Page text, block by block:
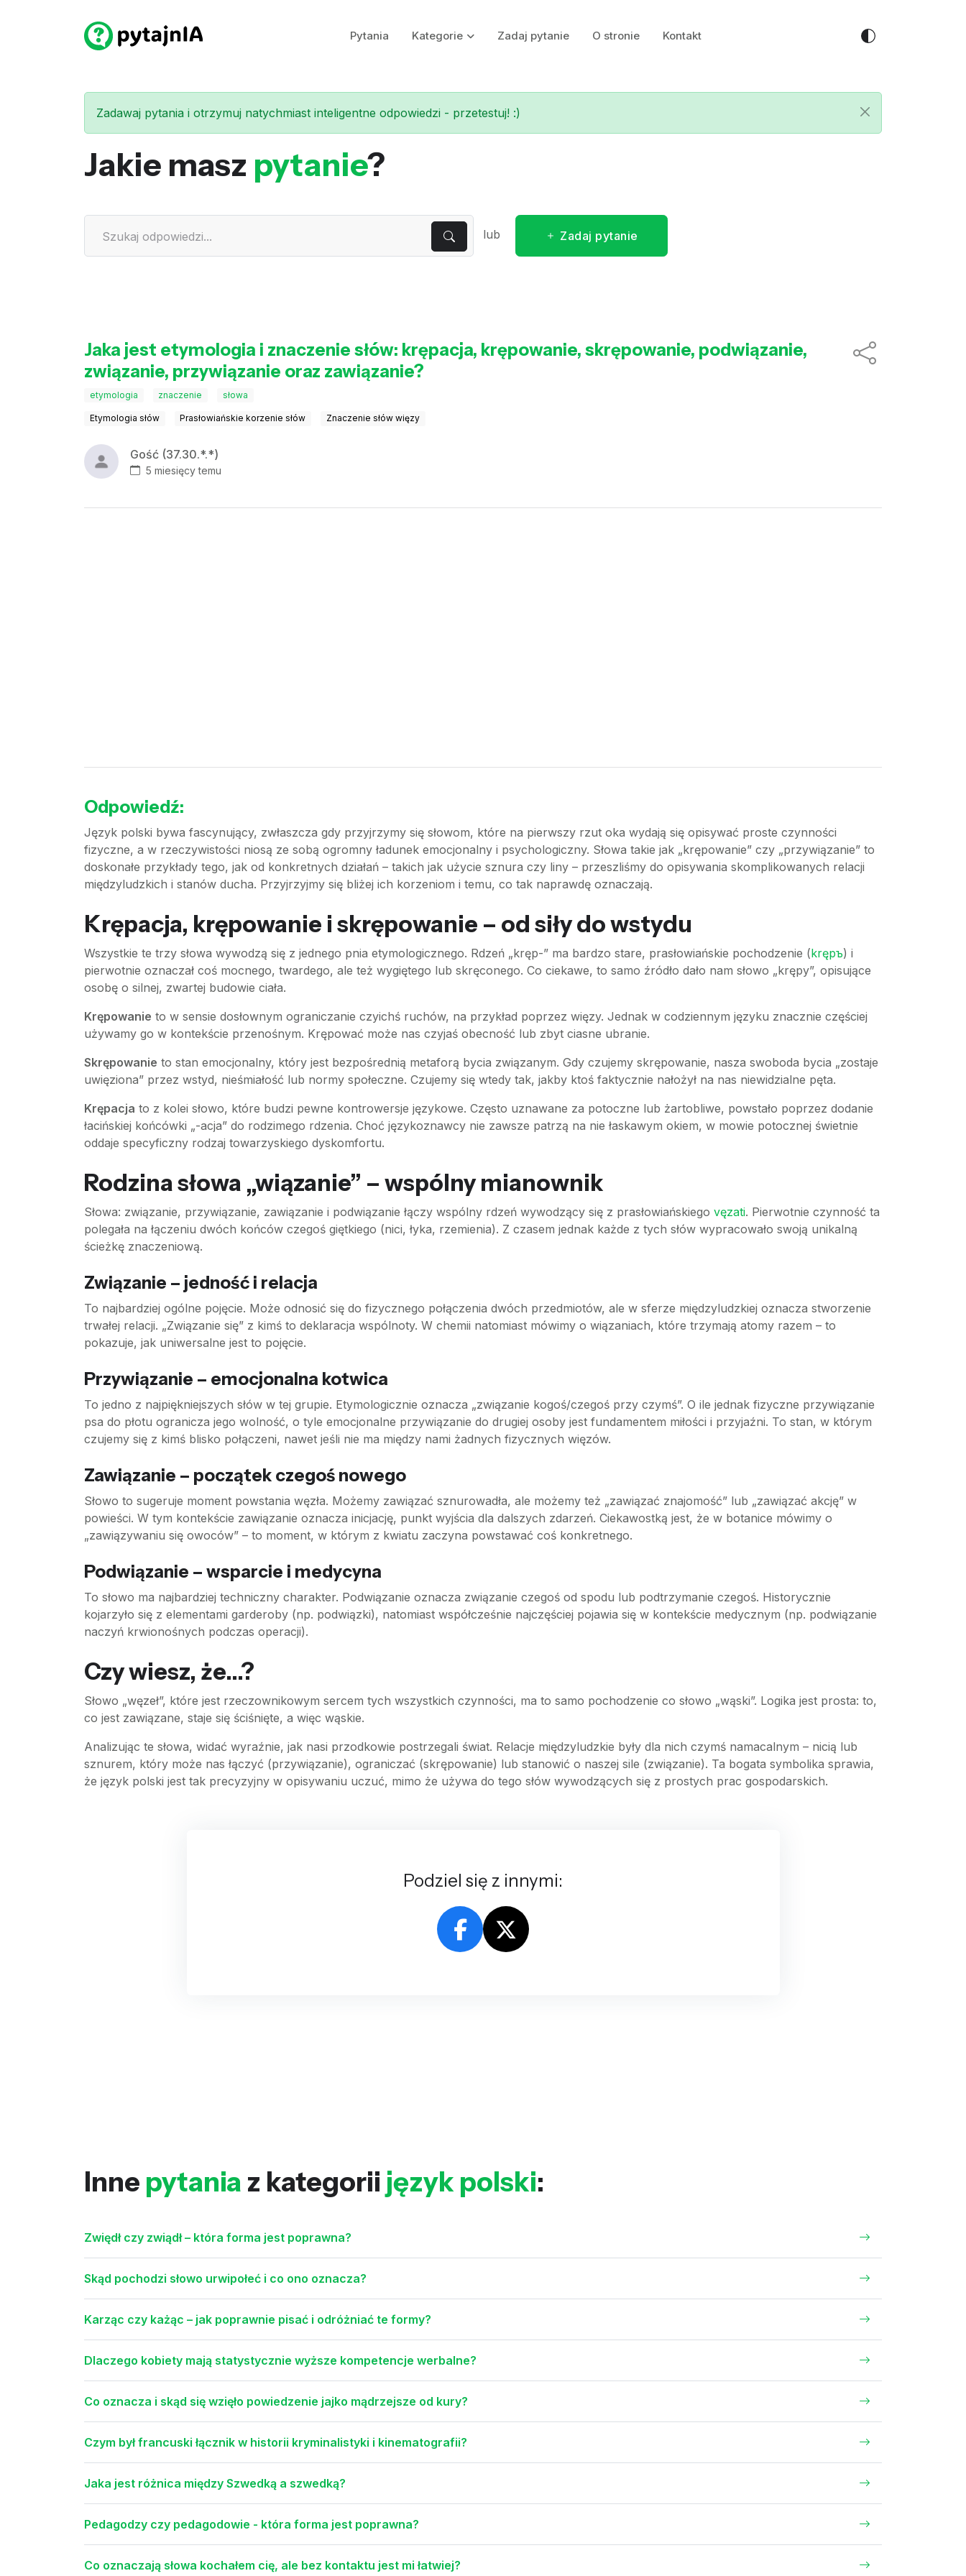
Pytania Kategorie Zadaj pytanie O stronie Kontakt
Zadawaj pytania i otrzymuj natychmiast inteligentne odpowiedzi - przetestuj! :)
Jakie masz pytanie?
lub Zadaj pytanie
Jaka jest etymologia i znaczenie słów: krępacja, krępowanie, skrępowanie, podwiązanie,
związanie, przywiązanie oraz zawiązanie?
etymologia znaczenie słowa
Etymologia słów Prasłowiańskie korzenie słów Znaczenie słów więzy
Gość (37.30.*.*)
5 miesięcy temu
Odpowiedź:
Język polski bywa fascynujący, zwłaszcza gdy przyjrzymy się słowom, które na pierwszy rzut oka wydają się opisywać proste czynności
fizyczne, a w rzeczywistości niosą ze sobą ogromny ładunek emocjonalny i psychologiczny. Słowa takie jak „krępowanie” czy „przywiązanie” to
doskonałe przykłady tego, jak od konkretnych działań – takich jak użycie sznura czy liny – przeszliśmy do opisywania skomplikowanych relacji
międzyludzkich i stanów ducha. Przyjrzyjmy się bliżej ich korzeniom i temu, co tak naprawdę oznaczają.
Krępacja, krępowanie i skrępowanie – od siły do wstydu
Wszystkie te trzy słowa wywodzą się z jednego pnia etymologicznego. Rdzeń „kręp-” ma bardzo stare, prasłowiańskie pochodzenie (krępъ) i
pierwotnie oznaczał coś mocnego, twardego, ale też wygiętego lub skręconego. Co ciekawe, to samo źródło dało nam słowo „krępy”, opisujące
osobę o silnej, zwartej budowie ciała.
Krępowanie to w sensie dosłownym ograniczanie czyichś ruchów, na przykład poprzez więzy. Jednak w codziennym języku znacznie częściej
używamy go w kontekście przenośnym. Krępować może nas czyjaś obecność lub zbyt ciasne ubranie.
Skrępowanie to stan emocjonalny, który jest bezpośrednią metaforą bycia związanym. Gdy czujemy skrępowanie, nasza swoboda bycia „zostaje
uwięziona” przez wstyd, nieśmiałość lub normy społeczne. Czujemy się wtedy tak, jakby ktoś faktycznie nałożył na nas niewidzialne pęta.
Krępacja to z kolei słowo, które budzi pewne kontrowersje językowe. Często uznawane za potoczne lub żartobliwe, powstało poprzez dodanie
łacińskiej końcówki „-acja” do rodzimego rdzenia. Choć językoznawcy nie zawsze patrzą na nie łaskawym okiem, w mowie potocznej świetnie
oddaje specyficzny rodzaj towarzyskiego dyskomfortu.
Rodzina słowa „wiązanie” – wspólny mianownik
Słowa: związanie, przywiązanie, zawiązanie i podwiązanie łączy wspólny rdzeń wywodzący się z prasłowiańskiego vęzati. Pierwotnie czynność ta
polegała na łączeniu dwóch końców czegoś giętkiego (nici, łyka, rzemienia). Z czasem jednak każde z tych słów wypracowało swoją unikalną
ścieżkę znaczeniową.
Związanie – jedność i relacja
To najbardziej ogólne pojęcie. Może odnosić się do fizycznego połączenia dwóch przedmiotów, ale w sferze międzyludzkiej oznacza stworzenie
trwałej relacji. „Związanie się” z kimś to deklaracja wspólnoty. W chemii natomiast mówimy o wiązaniach, które trzymają atomy razem – to
pokazuje, jak uniwersalne jest to pojęcie.
Przywiązanie – emocjonalna kotwica
To jedno z najpiękniejszych słów w tej grupie. Etymologicznie oznacza „związanie kogoś/czegoś przy czymś”. O ile jednak fizyczne przywiązanie
psa do płotu ogranicza jego wolność, o tyle emocjonalne przywiązanie do drugiej osoby jest fundamentem miłości i przyjaźni. To stan, w którym
czujemy się z kimś blisko połączeni, nawet jeśli nie ma między nami żadnych fizycznych więzów.
Zawiązanie – początek czegoś nowego
Słowo to sugeruje moment powstania węzła. Możemy zawiązać sznurowadła, ale możemy też „zawiązać znajomość” lub „zawiązać akcję” w
powieści. W tym kontekście zawiązanie oznacza inicjację, punkt wyjścia dla dalszych zdarzeń. Ciekawostką jest, że w botanice mówimy o
„zawiązywaniu się owoców” – to moment, w którym z kwiatu zaczyna powstawać coś konkretnego.
Podwiązanie – wsparcie i medycyna
To słowo ma najbardziej techniczny charakter. Podwiązanie oznacza związanie czegoś od spodu lub podtrzymanie czegoś. Historycznie
kojarzyło się z elementami garderoby (np. podwiązki), natomiast współcześnie najczęściej pojawia się w kontekście medycznym (np. podwiązanie
naczyń krwionośnych podczas operacji).
Czy wiesz, że...?
Słowo „węzeł”, które jest rzeczownikowym sercem tych wszystkich czynności, ma to samo pochodzenie co słowo „wąski”. Logika jest prosta: to,
co jest zawiązane, staje się ściśnięte, a więc wąskie.
Analizując te słowa, widać wyraźnie, jak nasi przodkowie postrzegali świat. Relacje międzyludzkie były dla nich czymś namacalnym – nicią lub
sznurem, który może nas łączyć (przywiązanie), ograniczać (skrępowanie) lub stanowić o naszej sile (związanie). Ta bogata symbolika sprawia,
że język polski jest tak precyzyjny w opisywaniu uczuć, mimo że używa do tego słów wywodzących się z prostych prac gospodarskich.
Podziel się z innymi:
Inne pytania z kategorii język polski:
Zwiędł czy zwiądł – która forma jest poprawna?
Skąd pochodzi słowo urwipołeć i co ono oznacza?
Karząc czy każąc – jak poprawnie pisać i odróżniać te formy?
Dlaczego kobiety mają statystycznie wyższe kompetencje werbalne?
Co oznacza i skąd się wzięło powiedzenie jajko mądrzejsze od kury?
Czym był francuski łącznik w historii kryminalistyki i kinematografii?
Jaka jest różnica między Szwedką a szwedką?
Pedagodzy czy pedagodowie - która forma jest poprawna?
Co oznaczają słowa kochałem cię, ale bez kontaktu jest mi łatwiej?